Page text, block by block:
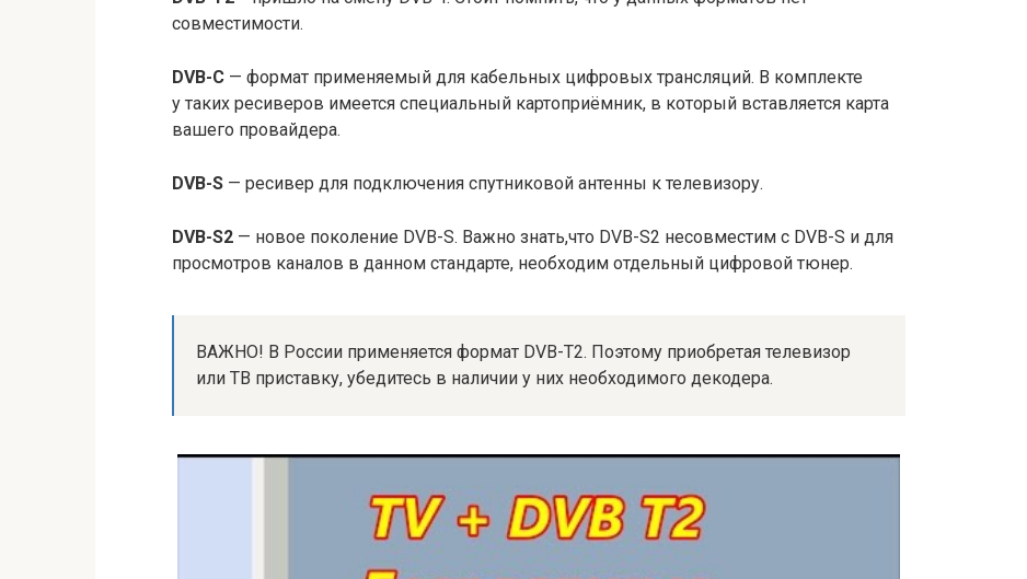
совместимости.
DVB-C — формат применяемый для кабельных цифровых трансляций. В комплекте
у таких ресиверов имеется специальный картоприёмник, в который вставляется карта
вашего провайдера.
DVB-S — ресивер для подключения спутниковой антенны к телевизору.
DVB-S2 — новое поколение DVB-S. Важно знать,что DVB-S2 несовместим с DVB-S и для
просмотров каналов в данном стандарте, необходим отдельный цифровой тюнер.
ВАЖНО! В России применяется формат DVB-T2. Поэтому приобретая телевизор
или ТВ приставку, убедитесь в наличии у них необходимого декодера.